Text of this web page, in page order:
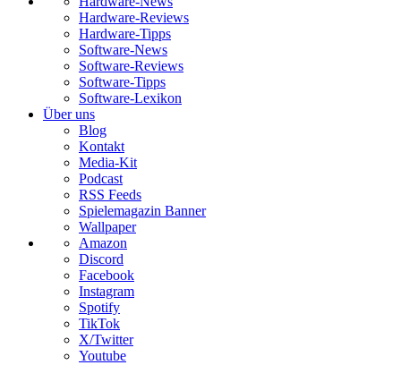
Hardware-Reviews
Hardware-Tipps
Software-News
Software-Reviews
Software-Tipps
Software-Lexikon
Über uns
Blog
Kontakt
Media-Kit
Podcast
RSS Feeds
Spielemagazin Banner
Wallpaper
Amazon
Discord
Facebook
Instagram
Spotify
TikTok
X/Twitter
Youtube